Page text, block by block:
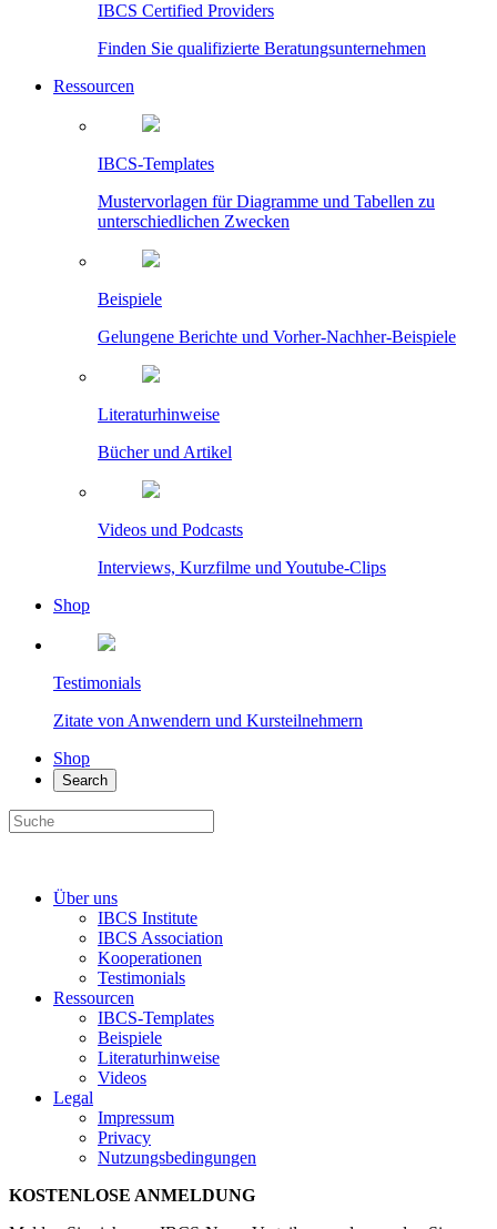
IBCS Certified Providers
Finden Sie qualifizierte Beratungsunternehmen
Ressourcen
IBCS-Templates
Mustervorlagen für Diagramme und Tabellen zu
unterschiedlichen Zwecken
Beispiele
Gelungene Berichte und Vorher-Nachher-Beispiele
Literaturhinweise
Bücher und Artikel
Videos und Podcasts
Interviews, Kurzfilme und Youtube-Clips
Shop
Testimonials
Zitate von Anwendern und Kursteilnehmern
Shop
Search
Über uns
IBCS Institute
IBCS Association
Kooperationen
Testimonials
Ressourcen
IBCS-Templates
Beispiele
Literaturhinweise
Videos
Legal
Impressum
Privacy
Nutzungsbedingungen
KOSTENLOSE ANMELDUNG